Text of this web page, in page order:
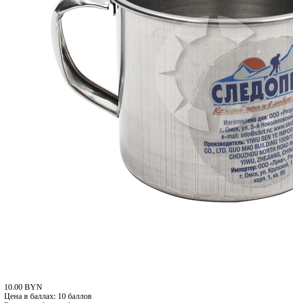
10.00 BYN
Цена в баллах: 10 баллов